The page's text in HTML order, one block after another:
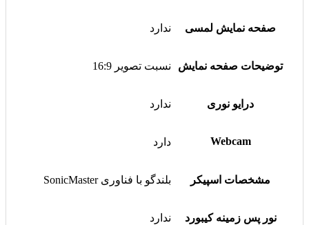
صفحه نمایش لمسی ندارد
توضیحات صفحه نمایش نسبت تصویر 16:9
درایو نوری ندارد
Webcam دارد
مشخصات اسپیکر بلندگو با فناوری SonicMaster
نور پس زمینه کیبورد ندارد